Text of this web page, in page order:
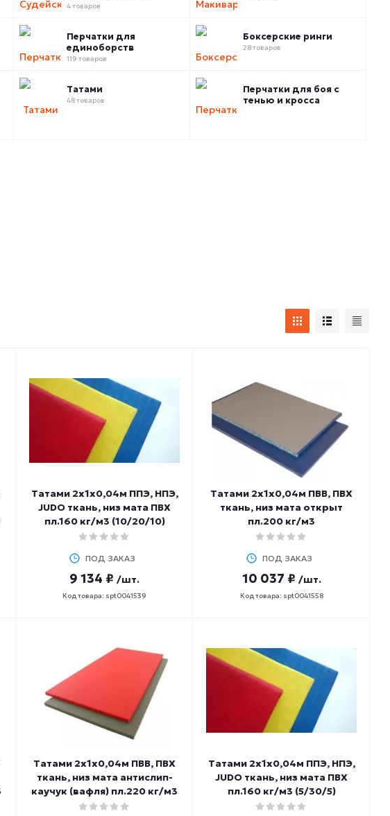
4 товаров
Перчатки для
единоборств
119 товаров
Боксерские ринги
28 товаров
Татами
48 товаров
Перчатки для боя с
тенью и кросса
Татами 2х1х0,04м ППЭ, НПЭ,
JUDO ткань, низ мата ПВХ
пл.160 кг/м3 (10/20/10)
ПОД ЗАКАЗ
9 134 ₽ /шт.
Код товара: spt0041539
Татами 2х1х0,04м ПВВ, ПВХ
ткань, низ мата открыт
пл.200 кг/м3
ПОД ЗАКАЗ
10 037 ₽ /шт.
Код товара: spt0041558
Татами 2х1х0,04м ПВВ, ПВХ
ткань, низ мата антислип-
каучук (вафля) пл.220 кг/м3
Татами 2х1х0,04м ППЭ, НПЭ,
JUDO ткань, низ мата ПВХ
пл.160 кг/м3 (5/30/5)